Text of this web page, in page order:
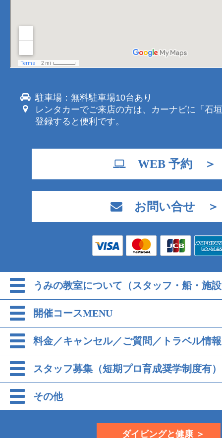
駐車場：無料駐車場10台あり
レンタカーでご来店の方は、カーナビに「石
登録すると便利です。
WEB 予約 ＞
お問い合せ ＞
うみの教室について（スタッフ・船・施
開催コースMENU
料金／キャンセル／ご質問／トラベル情報
スタッフ募集（短期プロ育成奨学制度有）
その他
ダイビングと健康 ＞